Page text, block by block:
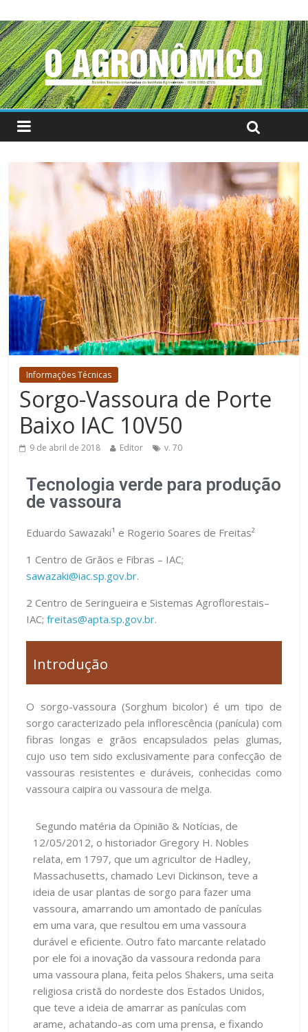
Informações Técnicas
Sorgo-Vassoura de Porte
Baixo IAC 10V50
9 de abril de 2018 Editor v. 70
Tecnologia verde para produção
de vassoura
Eduardo Sawazaki¹ e Rogerio Soares de Freitas²
1 Centro de Grãos e Fibras – IAC;
sawazaki@iac.sp.gov.br.
2 Centro de Seringueira e Sistemas Agroflorestais–
IAC;freitas@apta.sp.gov.br.
Introdução
O sorgo-vassoura (Sorghum bicolor) é um tipo de
sorgo caracterizado pela inflorescência (panícula) com
fibras longas e grãos encapsulados pelas glumas,
cujo uso tem sido exclusivamente para confecção de
vassouras resistentes e duráveis, conhecidas como
vassoura caipira ou vassoura de melga.
Segundo matéria da Opinião & Notícias, de
12/05/2012, o historiador Gregory H. Nobles
relata, em 1797, que um agricultor de Hadley,
Massachusetts, chamado Levi Dickinson, teve a
ideia de usar plantas de sorgo para fazer uma
vassoura, amarrando um amontado de panículas
em uma vara, que resultou em uma vassoura
durável e eficiente. Outro fato marcante relatado
por ele foi a inovação da vassoura redonda para
uma vassoura plana, feita pelos Shakers, uma seita
religiosa cristã do nordeste dos Estados Unidos,
que teve a ideia de amarrar as panículas com
arame, achatando-as com uma prensa, e fixando